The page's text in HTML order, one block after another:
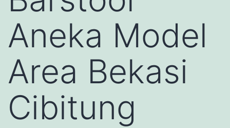
Aneka Model
Area Bekasi
Cibitung